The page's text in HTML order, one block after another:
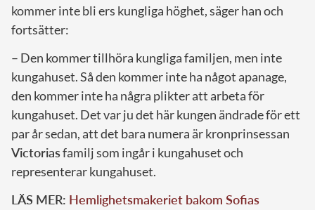
kommer inte bli ers kungliga höghet, säger han och
fortsätter:
– Den kommer tillhöra kungliga familjen, men inte
kungahuset. Så den kommer inte ha något apanage,
den kommer inte ha några plikter att arbeta för
kungahuset. Det var ju det här kungen ändrade för ett
par år sedan, att det bara numera är kronprinsessan
Victoriasfamilj som ingår i kungahuset och
representerar kungahuset.
LÄS MER: Hemlighetsmakeriet bakom Sofias